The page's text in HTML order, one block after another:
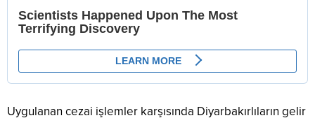
Uygulanan cezai işlemler karşısında Diyarbakırlıların gelir